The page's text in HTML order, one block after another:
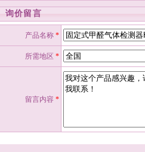
询价留言
产品名称*
所需地区 *
留言内容 *